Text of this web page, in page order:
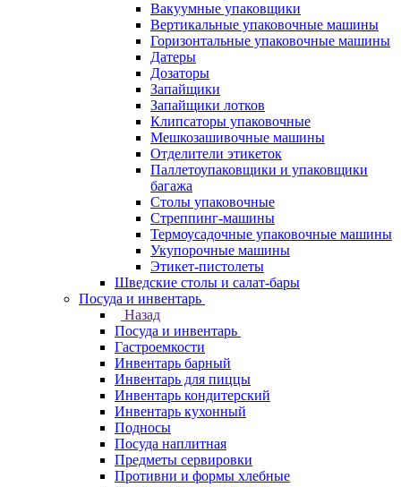
Вакуумные упаковщики
Вертикальные упаковочные машины
Горизонтальные упаковочные машины
Датеры
Дозаторы
Запайщики
Запайщики лотков
Клипсаторы упаковочные
Мешкозашивочные машины
Отделители этикеток
Паллетоупаковщики и упаковщики
багажа
Столы упаковочные
Стреппинг-машины
Термоусадочные упаковочные машины
Укупорочные машины
Этикет-пистолеты
Шведские столы и салат-бары
Посуда и инвентарь
Назад
Посуда и инвентарь
Гастроемкости
Инвентарь барный
Инвентарь для пиццы
Инвентарь кондитерский
Инвентарь кухонный
Подносы
Посуда наплитная
Предметы сервировки
Противни и формы хлебные